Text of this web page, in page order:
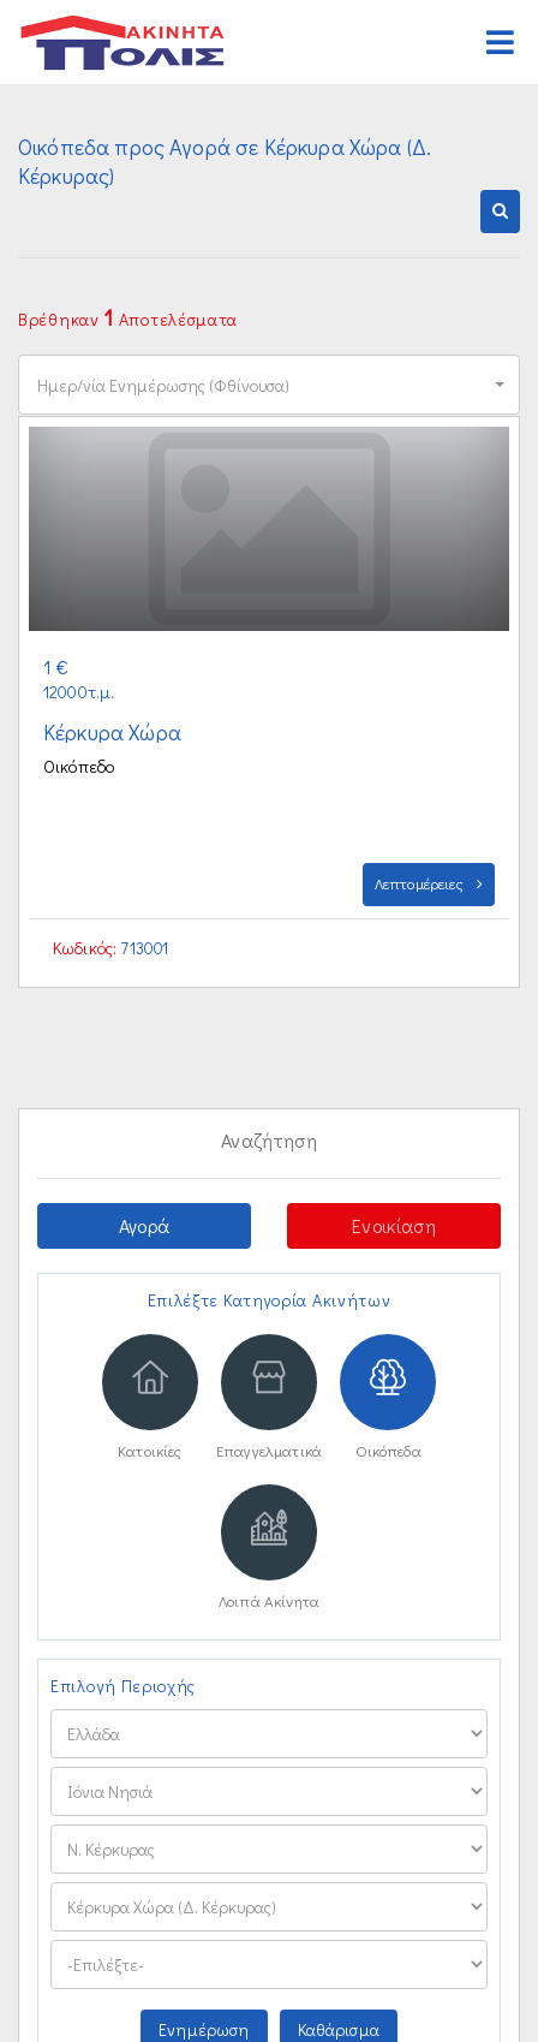
Αγορά
Οικοπέδων
Διαφόρων Ακινήτων
Επαγγελματικών
Οικοπέδων
Διαφόρων Ακινήτων
Οργανισμός
Γραφεία
Οικόπεδα προς Αγορά σε Κέρκυρα Χώρα (Δ.
Κέρκυρας)
Βρέθηκαν 1 Αποτελέσματα
Ημερ/νία Ενημέρωσης (Φθίνουσα)
1 €
12000τ.μ.
Κέρκυρα Χώρα
Οικόπεδο
Λεπτομέρειες
Κωδικός: 713001
Αναζήτηση
Αγορά Ενοικίαση
Επιλέξτε Κατηγορία Ακινήτων
Κατοικίες Επαγγελματικά Οικόπεδα
Λοιπά Ακίνητα
Επιλογή Περιοχής
Ενημέρωση Καθάρισμα